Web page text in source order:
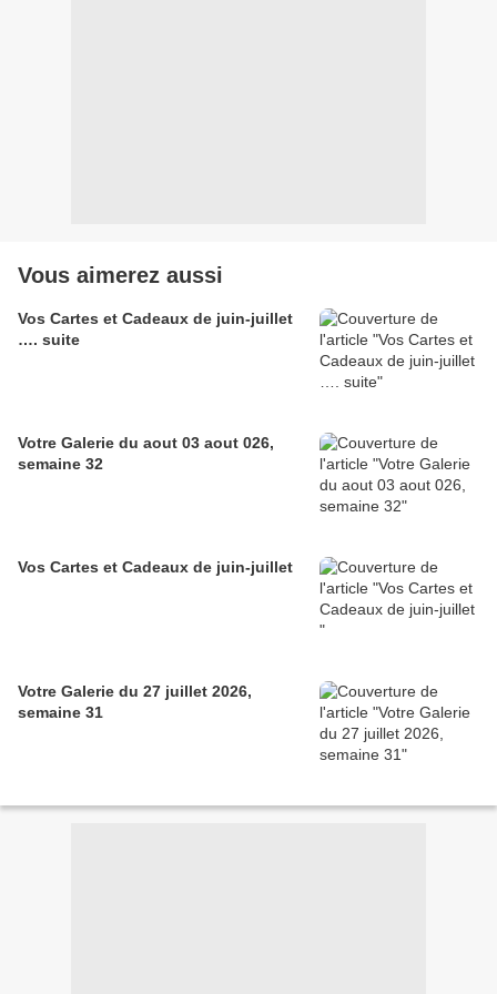
Vous aimerez aussi
Vos Cartes et Cadeaux de juin-juillet
…. suite
Votre Galerie du aout 03 aout 026,
semaine 32
Vos Cartes et Cadeaux de juin-juillet
Votre Galerie du 27 juillet 2026,
semaine 31